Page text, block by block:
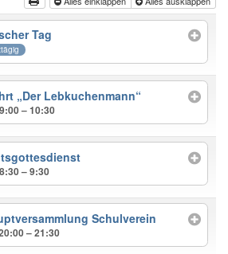
Tag
„Der Lebkuchenmann“
– 10:30
– 9:30
Schulverein
– 21:30